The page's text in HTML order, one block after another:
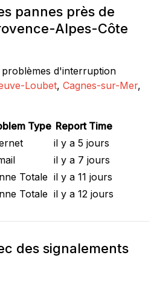
pannes près de
Alpes-Côte
d'interruption
Loubet, Cagnes-sur-Mer,
Type Report Time
il y a 5 jours
il y a 7 jours
Totale il y a 11 jours
Totale il y a 12 jours
des signalements